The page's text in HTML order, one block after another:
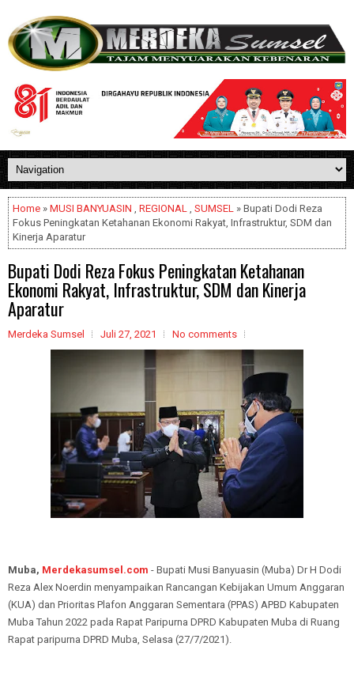
Home » MUSI BANYUASIN , REGIONAL , SUMSEL » Bupati Dodi Reza
Fokus Peningkatan Ketahanan Ekonomi Rakyat, Infrastruktur, SDM dan
Kinerja Aparatur
Bupati Dodi Reza Fokus Peningkatan Ketahanan
Ekonomi Rakyat, Infrastruktur, SDM dan Kinerja
Aparatur
Merdeka Sumsel Juli 27, 2021 No comments
Muba, Merdekasumsel.com - Bupati Musi Banyuasin (Muba) Dr H Dodi
Reza Alex Noerdin menyampaikan Rancangan Kebijakan Umum Anggaran
(KUA) dan Prioritas Plafon Anggaran Sementara (PPAS) APBD Kabupaten
Muba Tahun 2022 pada Rapat Paripurna DPRD Kabupaten Muba di Ruang
Rapat paripurna DPRD Muba, Selasa (27/7/2021).